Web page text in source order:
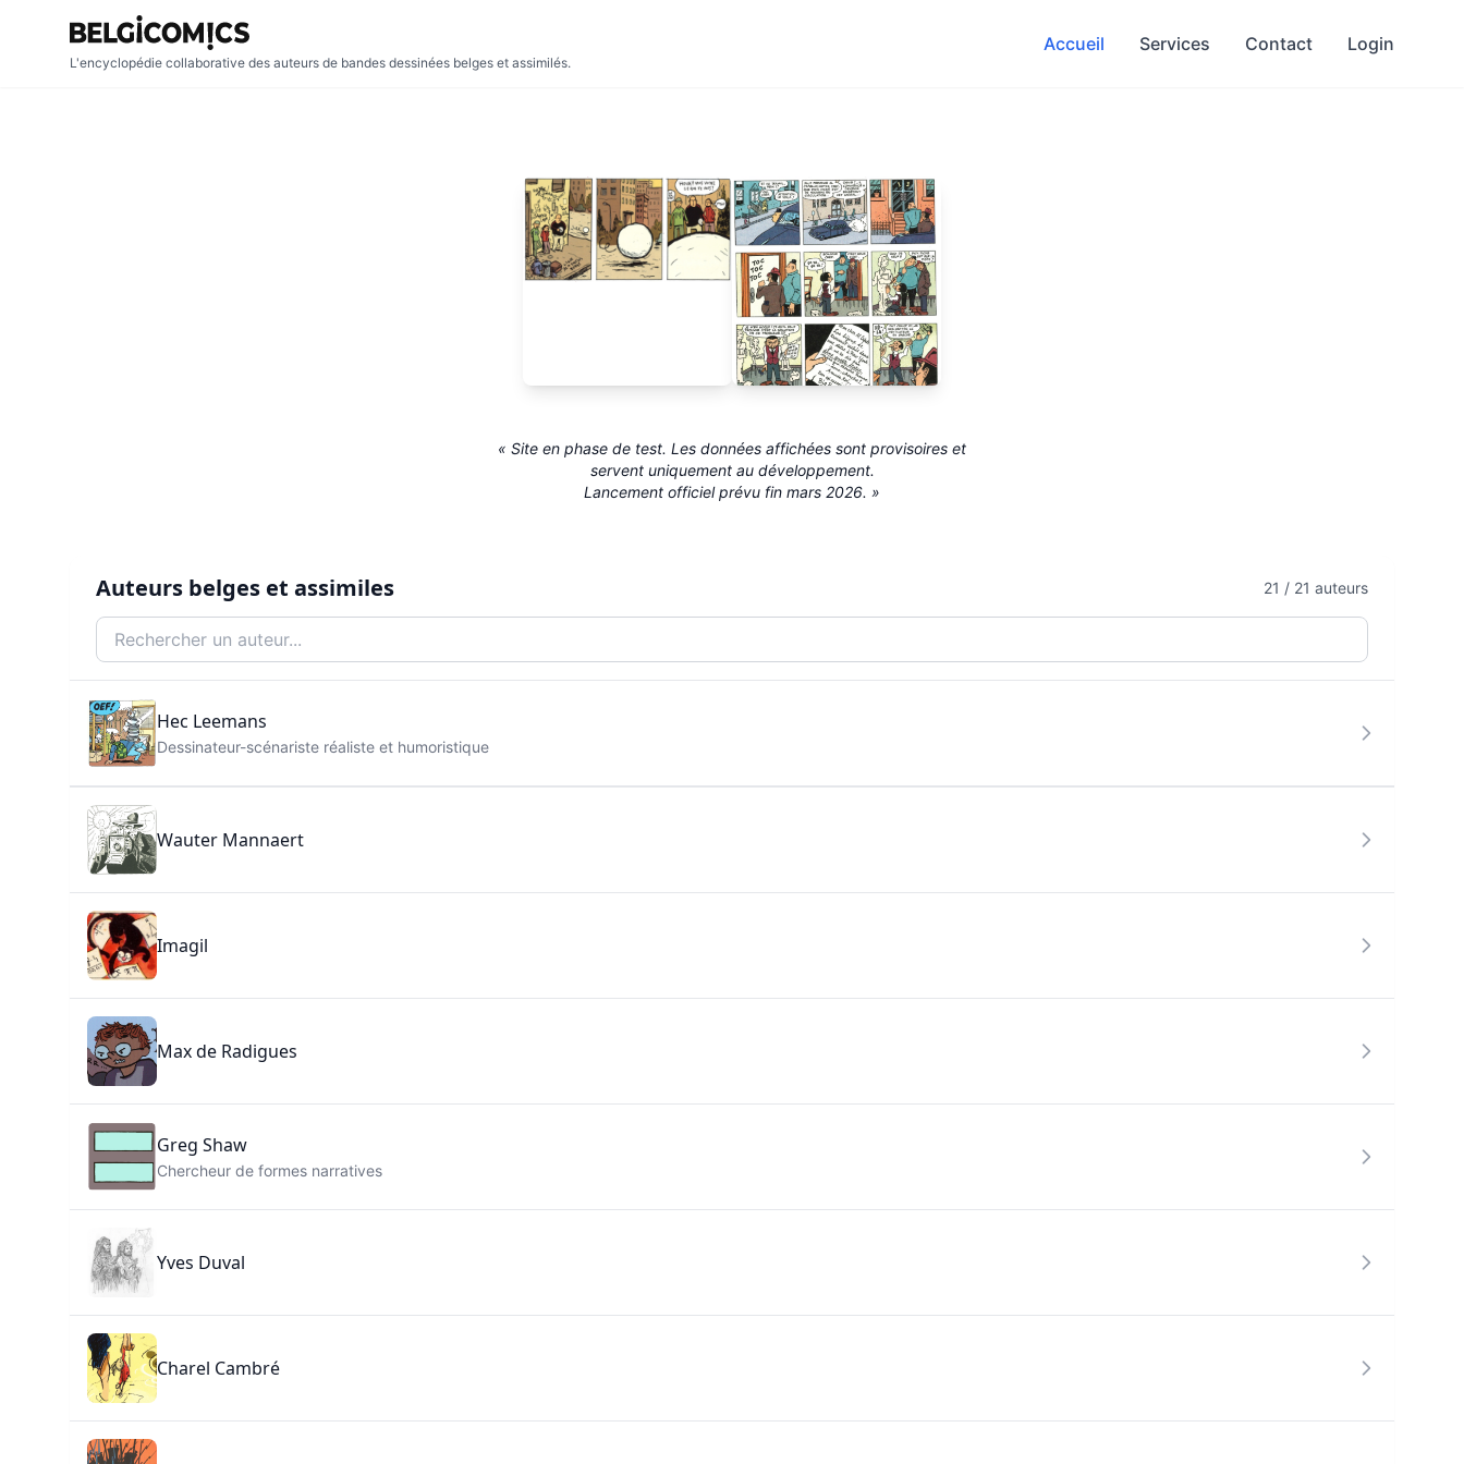
L'encyclopédie collaborative des auteurs de bandes dessinées belges et assimilés.
Accueil Services Contact Login
Charel Cambré
René Goscinny
Charel Cambré
« Site en phase de test. Les données affichées sont provisoires et
servent uniquement au développement.
Lancement officiel prévu fin mars 2026. »
Auteurs belges et assimiles 21 / 21 auteurs
Hec Leemans
Dessinateur-scénariste réaliste et humoristique
Wauter Mannaert
Imagil
Max de Radigues
Greg Shaw
Chercheur de formes narratives
Yves Duval
Charel Cambré